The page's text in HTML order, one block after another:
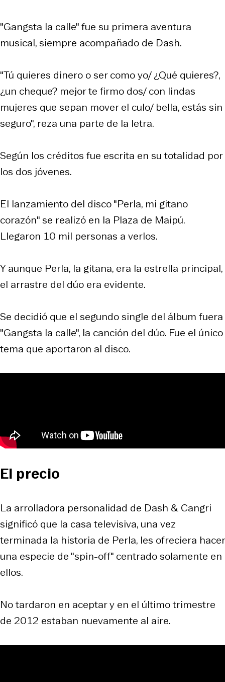
"Gangsta la calle" fue su primera aventura
musical, siempre acompañado de Dash.
"Tú quieres dinero o ser como yo/ ¿Qué quieres?,
¿un cheque? mejor te firmo dos/ con lindas
mujeres que sepan mover el culo/ bella, estás sin
seguro", reza una parte de la letra.
Según los créditos fue escrita en su totalidad por
los dos jóvenes.
El lanzamiento del disco "Perla, mi gitano
corazón" se realizó en la Plaza de Maipú.
Llegaron 10 mil personas a verlos.
Y aunque Perla, la gitana, era la estrella principal,
el arrastre del dúo era evidente.
Se decidió que el segundo single del álbum fuera
"Gangsta la calle", la canción del dúo. Fue el único
tema que aportaron al disco.
El precio
La arrolladora personalidad de Dash & Cangri
significó que la casa televisiva, una vez
terminada la historia de Perla, les ofreciera hacer
una especie de "spin-off" centrado solamente en
ellos.
No tardaron en aceptar y en el último trimestre
de 2012 estaban nuevamente al aire.